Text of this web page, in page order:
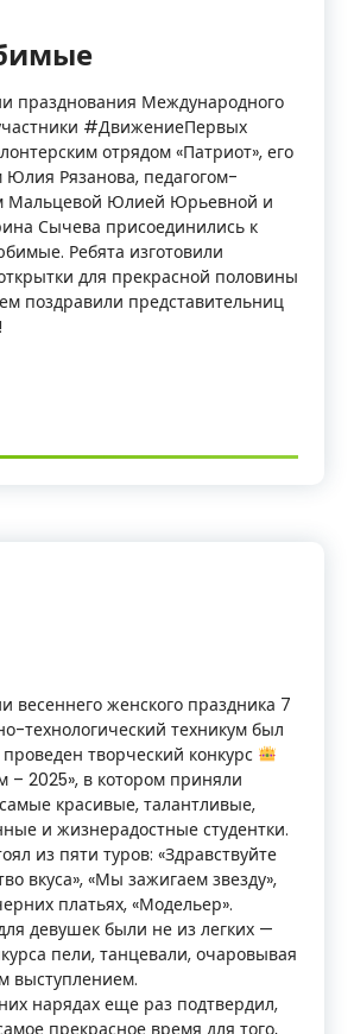
празднования Международного
#ДвижениеПервых
отрядом «Патриот», его
Юлия Рязанова, педагогом-
Мальцевой Юлией Юрьевной и
Сычева присоединились к
Ребята изготовили
для прекрасной половины
поздравили представительниц
весеннего женского праздника 7
технологический техникум был
творческий конкурс
– 2025», в котором приняли
красивые, талантливые,
и жизнерадостные студентки.
из пяти туров: «Здравствуйте
вкуса», «Мы зажигаем звезду»,
платьях, «Модельер».
девушек были не из легких —
пели, танцевали, очаровывая
выступлением.
нарядах еще раз подтвердил,
прекрасное время для того,